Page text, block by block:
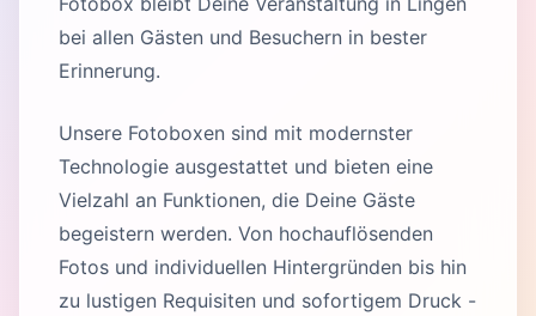
bei allen Gästen und Besuchern in bester
Erinnerung.
Unsere Fotoboxen sind mit modernster
Technologie ausgestattet und bieten eine
Vielzahl an Funktionen, die Deine Gäste
begeistern werden. Von hochauflösenden
Fotos und individuellen Hintergründen bis hin
zu lustigen Requisiten und sofortigem Druck -